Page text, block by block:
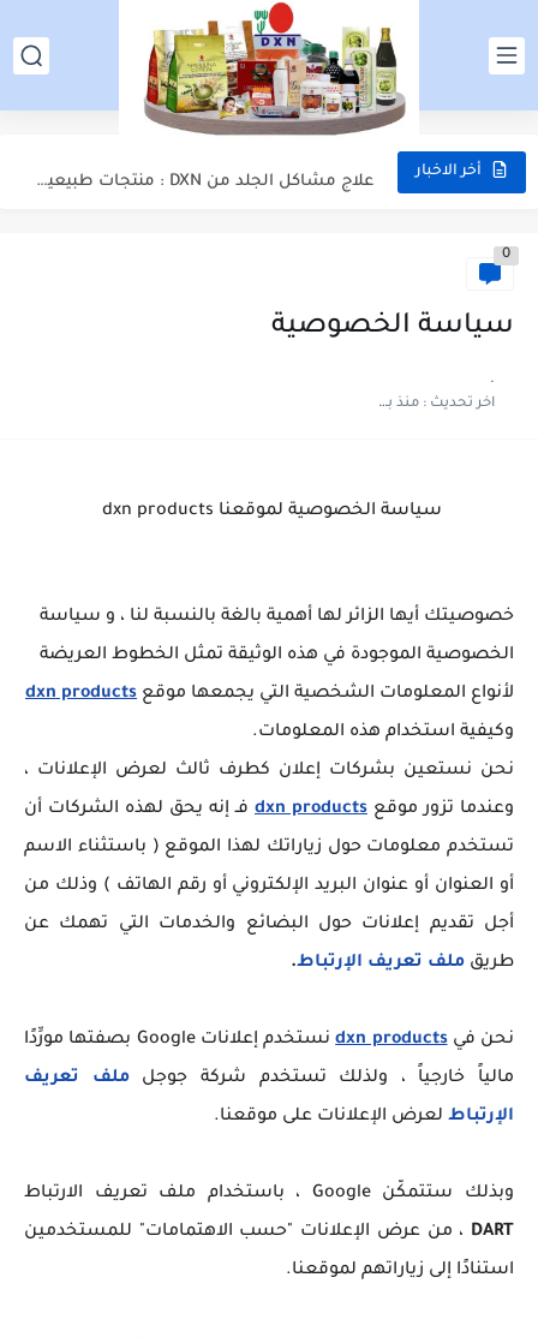
أخر الاخبار
منتجات DXN الأصلية في الأردن | اشتري الآن واستفد...
0
سياسة الخصوصية
.
اخر تحديث :منذ بضع اعوام
سياسة الخصوصية لموقعنا dxn products
خصوصيتك أيها الزائر لها أهمية بالغة بالنسبة لنا ، و سياسة
الخصوصية الموجودة في هذه الوثيقة تمثل الخطوط العريضة
لأنواع المعلومات الشخصية التي يجمعها موقع dxn products
وكيفية استخدام هذه المعلومات.
نحن نستعين بشركات إعلان كطرف ثالث لعرض الإعلانات ،
وعندما تزور موقع dxn products فـ إنه يحق لهذه الشركات أن
تستخدم معلومات حول زياراتك لهذا الموقع ( باستثناء الاسم
أو العنوان أو عنوان البريد الإلكتروني أو رقم الهاتف ) وذلك من
أجل تقديم إعلانات حول البضائع والخدمات التي تهمك عن
طريق ملف تعريف الإرتباط.
نحن فيdxn products
نستخدم إعلانات Google بصفتها مورِّدًا
مالياً خارجياً ، ولذلك تستخدم شركة جوجلملف تعريف
الإرتباط لعرض الإعلانات على موقعنا.
وبذلك ستتمكّن Google ، باستخدام ملف تعريف الارتباط
DART ، من عرض الإعلانات "حسب الاهتمامات" للمستخدمين
استنادًا إلى زياراتهم لموقعنا.